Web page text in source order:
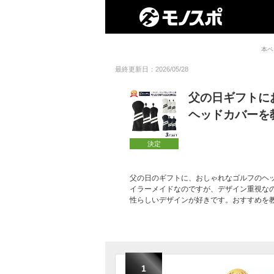
本
最終更新日：2026/05/28
決定
父の日ギフトに
ヘッドカバーを
父の日のギフトに、おしゃれなゴルフのヘ
イラーメイドなのですが、デザイン重視な
性らしいデザインが好きです。おすすめを
1